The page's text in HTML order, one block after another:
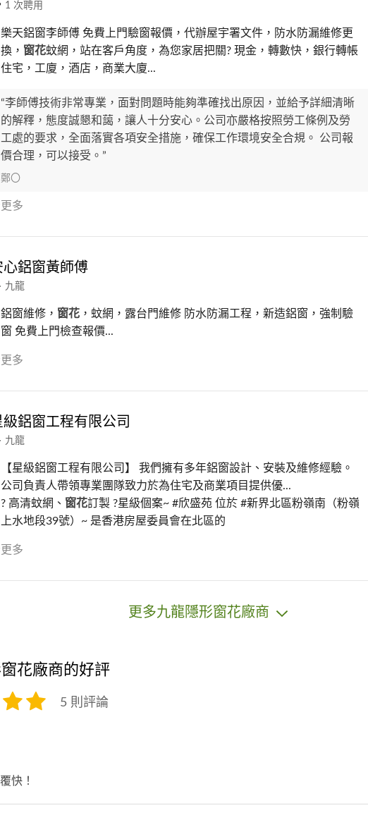
1 次聘用
樂天鋁窗李師傅 免費上門驗窗報價，代辦屋宇署文件，防水防漏維修更
換， 窗花蚊網，站在客戶角度，為您家居把關? 現金，轉數快，銀行轉帳
住宅，工廈，酒店，商業大廈...
“李師傅技術非常專業，面對問題時能夠準確找出原因，並給予詳細清晰
的解釋，態度誠懇和藹，讓人十分安心。公司亦嚴格按照勞工條例及勞
工處的要求，全面落實各項安全措施，確保工作環境安全合規。 公司報
價合理，可以接受。”
鄭〇
多
心鋁窗黃師傅
九龍
鋁窗維修， 窗花，蚊網，露台門維修 防水防漏工程，新造鋁窗，強制驗
窗 免費上門檢查報價...
多
級鋁窗工程有限公司
九龍
【星級鋁窗工程有限公司】 我們擁有多年鋁窗設計、安裝及維修經驗。
公司負責人帶領專業團隊致力於為住宅及商業項目提供優...
? 高清蚊網、 窗花訂製 ?星級個案~ #欣盛苑 位於 #新界北區粉嶺南（粉嶺
上水地段39號）~ 是香港房屋委員會在北區的
多
更多九龍隱形窗花廠商
花廠商的好評
5 則評論
快！